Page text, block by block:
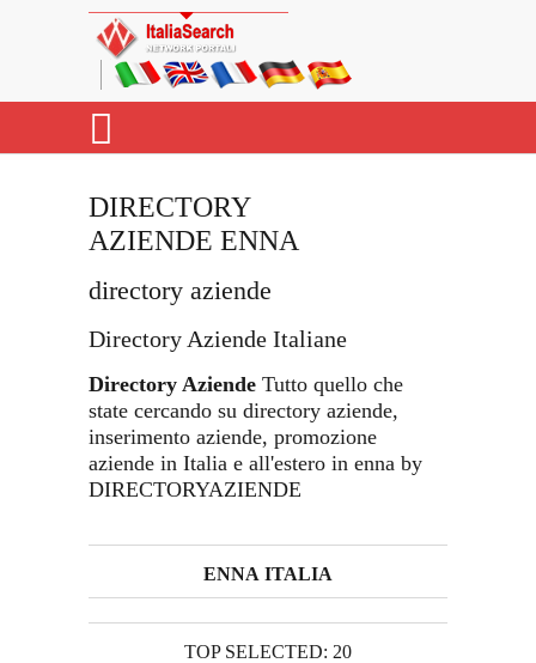
DIRECTORY
AZIENDE ENNA
directory aziende
Directory Aziende Italiane
Directory Aziende Tutto quello che
state cercando su directory aziende,
inserimento aziende, promozione
aziende in Italia e all'estero in enna by
DIRECTORYAZIENDE
ENNA ITALIA
TOP SELECTED: 20